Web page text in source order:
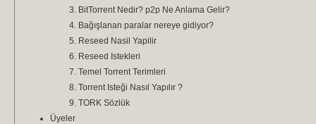
BitTorrent Nedir? p2p Ne Anlama Gelir?
Bağışlanan paralar nereye gidiyor?
Reseed Nasil Yapilir
Reseed Istekleri
Temel Torrent Terimleri
Torrent Isteği Nasıl Yapılır ?
TORK Sözlük
Üyeler